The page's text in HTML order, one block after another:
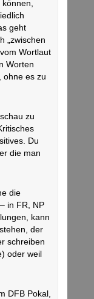
geht
„zwischen
Wortlaut
Worten
ohne es zu
zu
Du
die man
die
in FR, NP
kann
der
schreiben
oder weil
DFB Pokal,